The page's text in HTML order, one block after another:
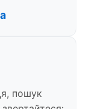
пошук